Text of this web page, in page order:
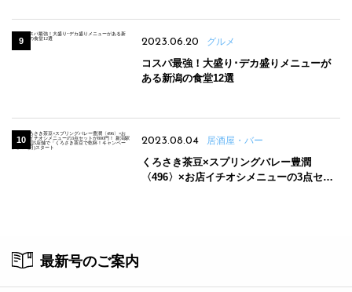
2023.06.20 グルメ
コスパ最強！大盛り･デカ盛りメニューが
ある新潟の食堂12選
2023.08.04 居酒屋・バー
くろさき茶豆×スプリングバレー豊潤
〈496〉×お店イチオシメニューの3点セッ
最新号のご案内